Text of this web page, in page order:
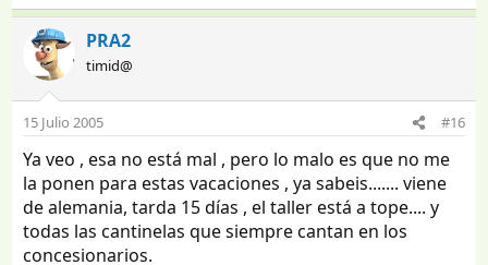
PRA2
timid@
15 Julio 2005 #16
Ya veo , esa no está mal , pero lo malo es que no me
la ponen para estas vacaciones , ya sabeis....... viene
de alemania, tarda 15 días , el taller está a tope.... y
todas las cantinelas que siempre cantan en los
concesionarios.